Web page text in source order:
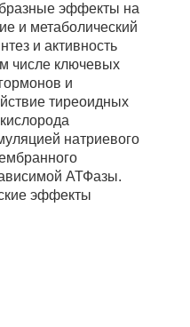
эффекты на
и метаболический
и активность
числе ключевых
и
тиреоидных
натриевого
АТФазы.
эффекты